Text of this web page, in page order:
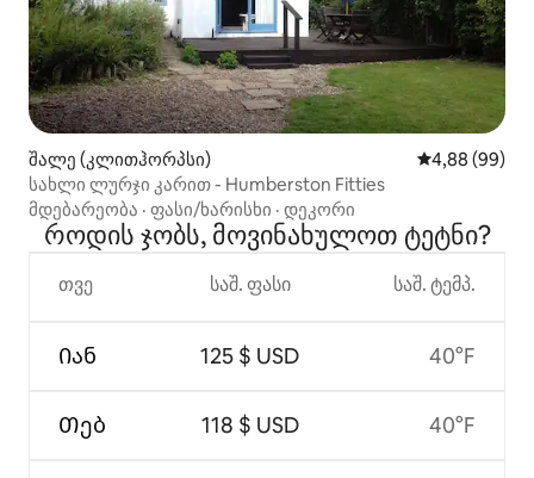
შალე (კლითჰორპსი) საშუალო
4,88 (99)
სახლი ლურჯი კარით - Humberston Fitties
მდებარეობა · ფასი/ხარისხი · დეკორი
როდის ჯობს, მოვინახულოთ ტეტნი?
თვე
Იან
Თებ
საშ. ფასი
125 $ USD
118 $ USD
საშ. ტემპ.
40°F
40°F